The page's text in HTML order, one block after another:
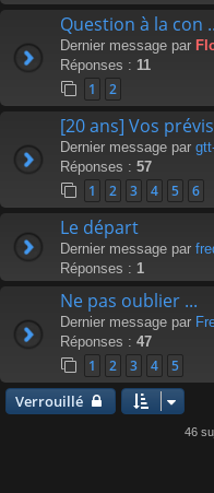
Question à la con
Dernier message par
Réponses : 11
1 2
[20 ans] Vos
Dernier message par
Réponses : 57
1 2 3 4 5 6
Le départ
Dernier message par
Réponses : 1
Ne pas oublier ...
Dernier message par
Réponses : 47
1 2 3 4 5
Verrouillé
46